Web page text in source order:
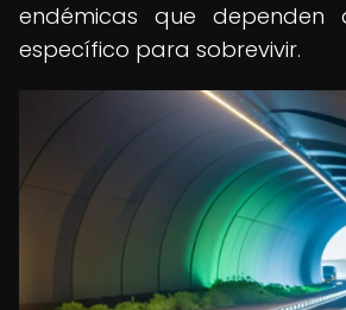
endémicas que dependen
específico para sobrevivir.